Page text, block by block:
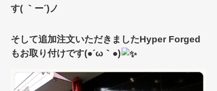
す( ｀ー´)ノ
そして追加注文いただきましたHyper Forged
もお取り付けです(●´ω｀●)